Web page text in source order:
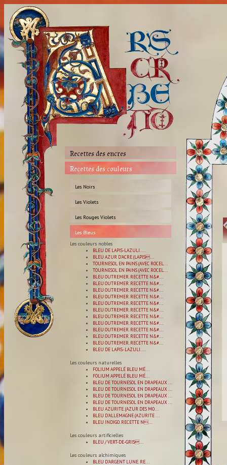
Recettes des encres
Recettes des couleurs
Les Noirs
Les Violets
Les Rouges Violets
Les Bleus
Les couleurs nobles
BLEU DE LAPIS-LAZULI. ...
BLEU AZUR D'ACRE (LAPIS...
TOURNESOL EN PAINS (AVEC ROCEL...
TOURNESOL EN PAINS (AVEC ROCEL...
BLEU OUTREMER. RECETTE N&#...
BLEU OUTREMER. RECETTE N&#...
BLEU OUTREMER. RECETTE N&#...
BLEU OUTREMER. RECETTE N&#...
BLEU OUTREMER. RECETTE N&#...
BLEU OUTREMER. RECETTE N&#...
BLEU OUTREMER. RECETTE N&#...
BLEU OUTREMER. RECETTE N&#...
BLEU OUTREMER. RECETTE N&#...
BLEU OUTREMER. RECETTE N&#...
BLEU OUTREMER. RECETTE N&#...
BLEU DE LAPIS- LAZULI....
Les couleurs naturelles
FOLIUM APPELÉ BLEU MÉ...
FOLIUM APPELÉ BLEU MÉ...
BLEU DE TOURNESOL EN DRAPEAUX ...
BLEU DE TOURNESOL EN DRAPEAUX ...
BLEU DE TOURNESOL EN DRAPEAUX ...
BLEU DE TOURNESOL EN DRAPEAUX ...
BLEU AZURITE. (AZUR DES MO...
BLEU D'ALLEMAGNE (AZURITE ...
BLEU INDIGO. RECETTE N...
Les couleurs artificielles
BLEU / VERT-DE-GRIS...
Les couleurs alchimiques
BLEU D'ARGENT LUNE. RE...